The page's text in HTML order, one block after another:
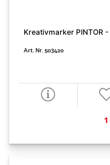
Kreativmarker PINTOR
Art. Nr. 503420